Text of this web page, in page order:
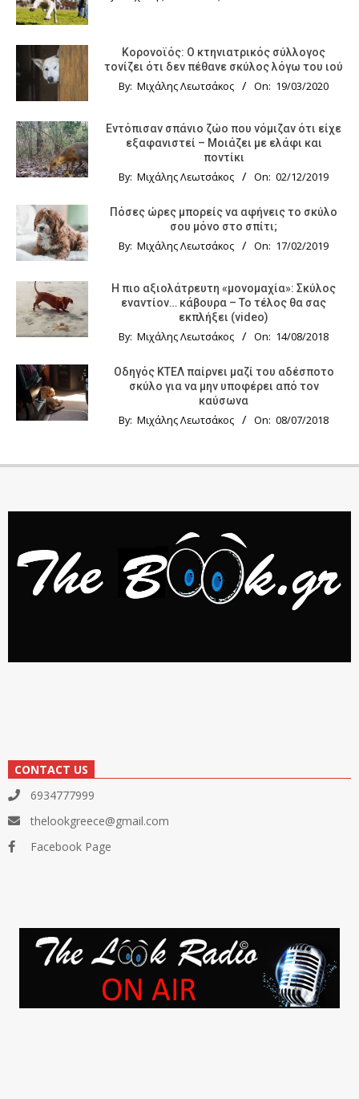
Κορονοϊός: Ο κτηνιατρικός σύλλογος
τονίζει ότι δεν πέθανε σκύλος λόγω του ιού
By: Μιχάλης Λεωτσάκος On: 19/03/2020
Εντόπισαν σπάνιο ζώο που νόμιζαν ότι είχε
εξαφανιστεί – Μοιάζει με ελάφι και
ποντίκι
By: Μιχάλης Λεωτσάκος On: 02/12/2019
Πόσες ώρες μπορείς να αφήνεις το σκύλο
σου μόνο στο σπίτι;
By: Μιχάλης Λεωτσάκος On: 17/02/2019
Η πιο αξιολάτρευτη «μονομαχία»: Σκύλος
εναντίον… κάβουρα – Το τέλος θα σας
εκπλήξει (video)
By: Μιχάλης Λεωτσάκος On: 14/08/2018
Οδηγός KTΕΛ παίρνει μαζί του αδέσποτο
σκύλο για να μην υποφέρει από τον
καύσωνα
By: Μιχάλης Λεωτσάκος On: 08/07/2018
CONTACT US
6934777999
thelookgreece@gmail.com
Facebook Page